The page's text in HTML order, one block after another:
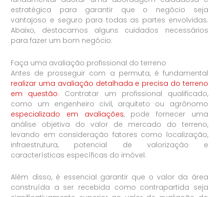
estratégica para garantir que o negócio seja
vantajoso e seguro para todas as partes envolvidas.
Abaixo, destacamos alguns cuidados necessários
para fazer um bom negócio:
Faça uma avaliação profissional do terreno
Antes de prosseguir com a permuta, é fundamental
realizar uma avaliação detalhada e precisa do terreno
em questão. Contratar um profissional qualificado,
como um engenheiro civil, arquiteto ou agrônomo
especializado em avaliações, pode fornecer uma
análise objetiva do valor de mercado do terreno,
levando em consideração fatores como localização,
infraestrutura, potencial de valorização e
características específicas do imóvel.
Além disso, é essencial garantir que o valor da área
construída a ser recebida como contrapartida seja